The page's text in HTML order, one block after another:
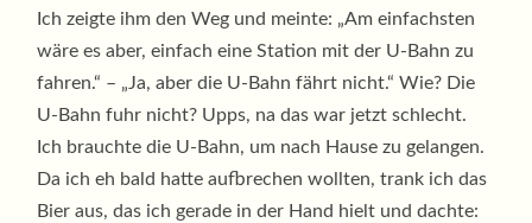
Ich zeigte ihm den Weg und meinte: „Am einfachsten
wäre es aber, einfach eine Station mit der U-Bahn zu
fahren.“ – „Ja, aber die U-Bahn fährt nicht.“ Wie? Die
U-Bahn fuhr nicht? Upps, na das war jetzt schlecht.
Ich brauchte die U-Bahn, um nach Hause zu gelangen.
Da ich eh bald hatte aufbrechen wollten, trank ich das
Bier aus, das ich gerade in der Hand hielt und dachte: